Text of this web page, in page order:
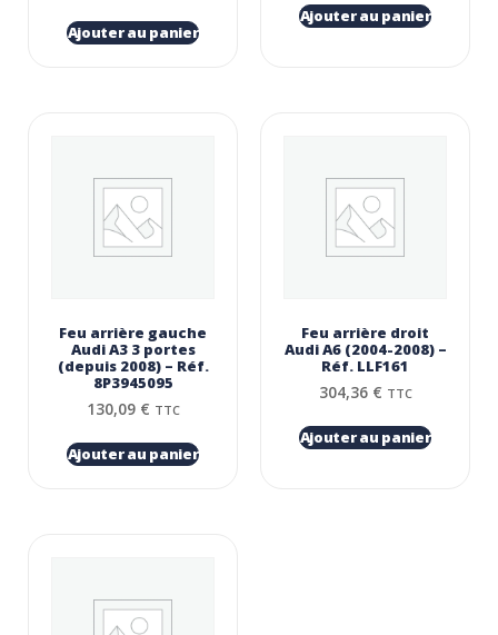
Ajouter au panier
Ajouter au panier
Feu arrière gauche
Audi A3 3 portes
(depuis 2008) – Réf.
8P3945095
130,09 € TTC
Ajouter au panier
Feu arrière droit
Audi A6 (2004-2008) –
Réf. LLF161
304,36 € TTC
Ajouter au panier